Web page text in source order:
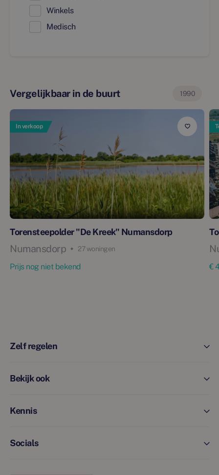
Winkels
Medisch
Vergelijkbaar in de buurt 1990
In verkoop
Torensteepolder "De Kreek" Numansdorp
Numansdorp 27 woningen
Prijs nog niet bekend €
Zelf regelen
Bekijk ook
Kennis
Socials